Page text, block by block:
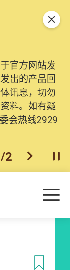
官方网站发
出的产品回
讯息，切勿
料。如有疑
会热线2929
/2 下一个开
关闭
目